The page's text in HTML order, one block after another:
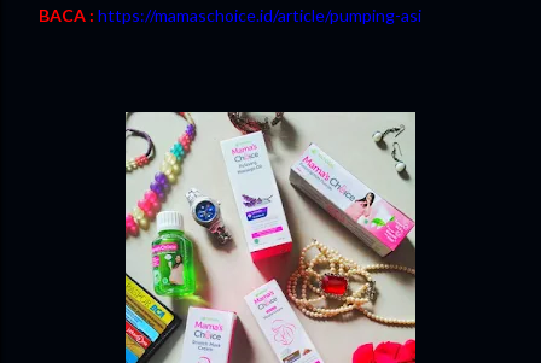
BACA : https://mamaschoice.id/article/pumping-asi